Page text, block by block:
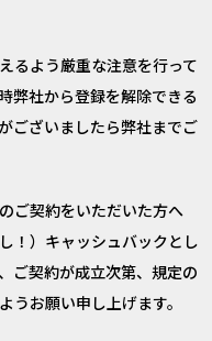
るよう厳重な注意を行って
弊社から登録を解除できる
ございましたら弊社までご
ご契約をいただいた方へ
！）キャッシュバックとし
ご契約が成立次第、規定の
うお願い申し上げます。